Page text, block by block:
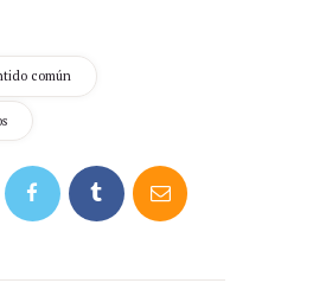
común